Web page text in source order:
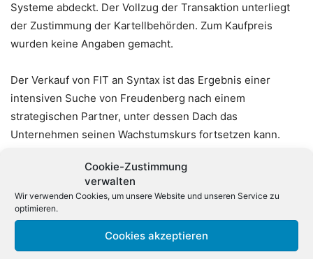
Cookie-Zustimmung
verwalten
Wir verwenden Cookies, um unsere Website und unseren Service zu
optimieren.
Cookies akzeptieren
Systeme abdeckt. Der Vollzug der Transaktion unterliegt
der Zustimmung der Kartellbehörden. Zum Kaufpreis
wurden keine Angaben gemacht.
Der Verkauf von FIT an Syntax ist das Ergebnis einer
intensiven Suche von Freudenberg nach einem
strategischen Partner, unter dessen Dach das
Unternehmen seinen Wachstumskurs fortsetzen kann.
zu haben, der uns einen Schub durch anorganisches
Wachstum gibt und durch den wir neue Kundensegmente
erschließen können», so Horst Reichardt, Global CEO von
FIT.